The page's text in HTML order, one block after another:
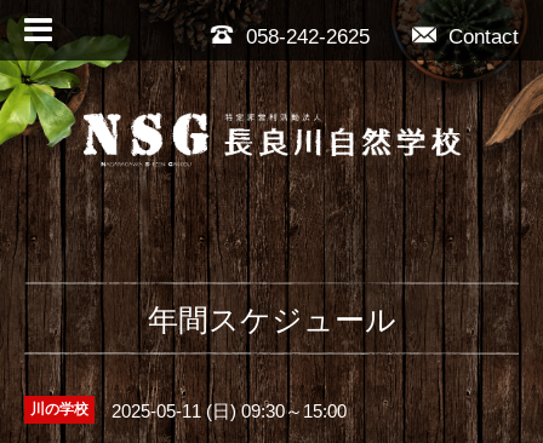
Contact
058-242-2625
年間スケジュール
川の学校 2025-05-11 (日) 09:30～15:00